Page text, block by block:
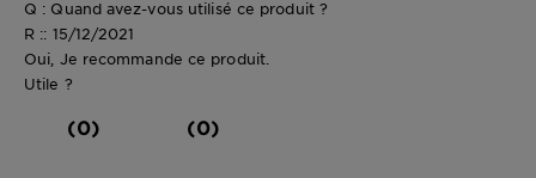
Q : Quand avez-vous utilisé ce produit ?
R :: 15/12/2021
Oui, Je recommande ce produit.
Utile ?
(0) (0)